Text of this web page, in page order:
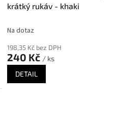
krátký rukáv - khaki
Na dotaz
198,35 Kč bez DPH
240 Kč / ks
DETAIL